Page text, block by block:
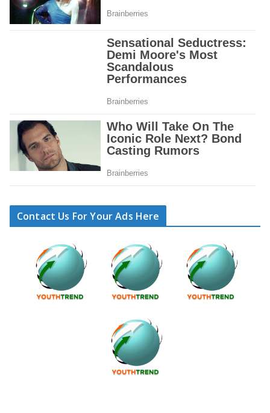
Contact Us For Your Ads Here